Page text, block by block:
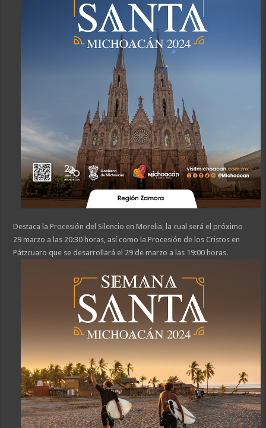
Destaca la Procesión del Silencio en Morelia, la cual será el próximo
29 marzo a las 20:30 horas, así como la Procesión de los Cristos en
Pátzcuaro que se desarrollará el 29 de marzo a las 19:00 horas.